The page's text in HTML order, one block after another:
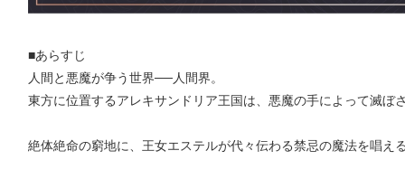
■あらすじ
人間と悪魔が争う世界──人間界。
東方に位置するアレキサンドリア王国は、悪魔の手によって滅ぼ
絶体絶命の窮地に、王女エステルが代々伝わる禁忌の魔法を唱え